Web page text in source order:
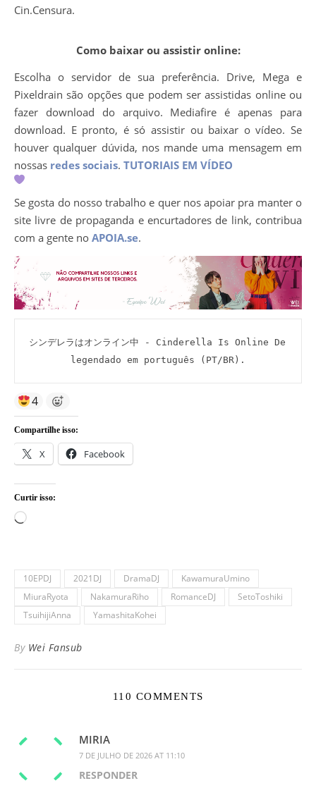
Cin.Censura.
Como baixar ou assistir online:
Escolha o servidor de sua preferência. Drive, Mega e
Pixeldrain são opções que podem ser assistidas online ou
fazer download do arquivo. Mediafire é apenas para
download. E pronto, é só assistir ou baixar o vídeo. Se
houver qualquer dúvida, nos mande uma mensagem em
nossas redes sociais. TUTORIAIS EM VÍDEO
Se gosta do nosso trabalho e quer nos apoiar pra manter o
site livre de propaganda e encurtadores de link, contribua
com a gente no APOIA.se.
シンデレラはオンライン中 - Cinderella Is Online De
legendado em português (PT/BR).
4
Compartilhe isso:
X Facebook
Curtir isso:
Carregando...
10EPDJ 2021DJ DramaDJ
KawamuraUmino
MiuraRyota
NakamuraRiho RomanceDJ
SetoToshiki
TsuihijiAnna
YamashitaKohei
By Wei Fansub
110 COMMENTS
MIRIA
7 DE JULHO DE 2026 AT 11:10
RESPONDER